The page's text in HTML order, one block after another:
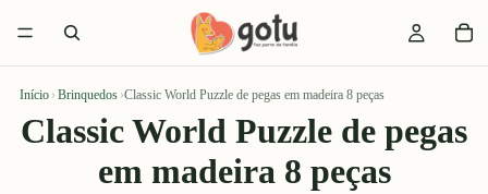
Início › Brinquedos ›Classic World Puzzle de pegas em madeira 8 peças
Classic World Puzzle de pegas
em madeira 8 peças